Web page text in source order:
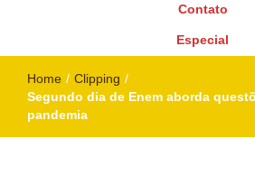
Contato
Especial
Home / Clipping /
Segundo dia de Enem aborda
pandemia